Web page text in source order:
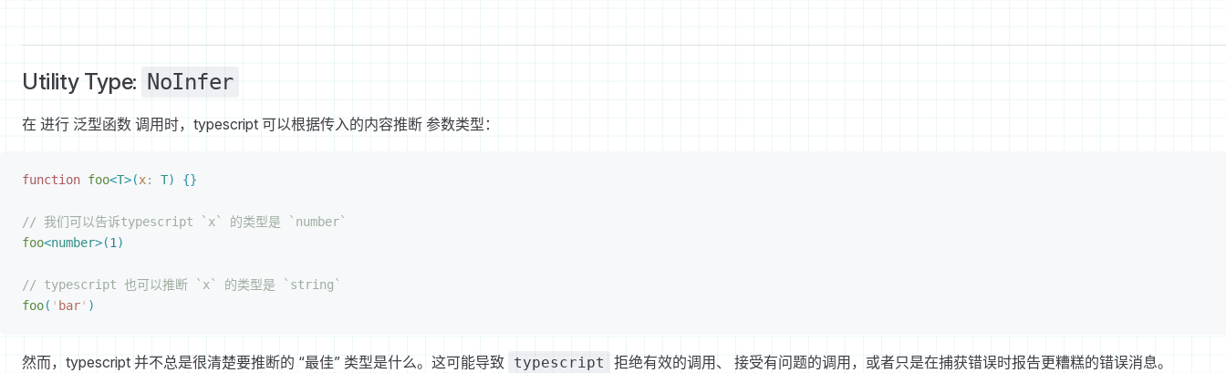
Utility Type: NoInfer
在 进行 泛型函数 调用时，typescript 可以根据传入的内容推断 参数类型：
function foo<T>(x: T) {}
// 我们可以告诉typescript `x` 的类型是 `number`
foo<number>(1 )
// typescript 也可以推断 `x` 的类型是 `string`
foo( ' bar' )
然而，typescript 并不总是很清楚要推断的 “最佳” 类型是什么。这可能导致 typescript 拒绝有效的调用、 接受有问题的调用，或者只是在捕获错误时报告更糟糕的错误消息。